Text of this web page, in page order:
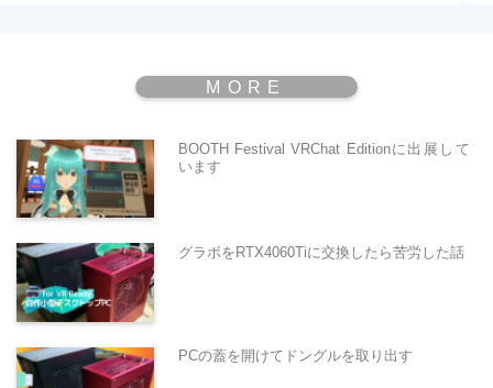
BOOTH Festival VRChat Editionに出展して
います
グラボをRTX4060Tiに交換したら苦労した話
PCの蓋を開けてドングルを取り出す